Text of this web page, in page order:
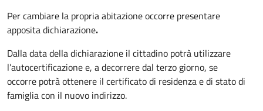
Per cambiare la propria abitazione occorre presentare
appositadichiarazione.
Dalla data della dichiarazione il cittadino potrà utilizzare
l’autocertificazione e, a decorrere dal terzo giorno, se
occorre potrà ottenere il certificato di residenza e di stato di
famiglia con il nuovo indirizzo.